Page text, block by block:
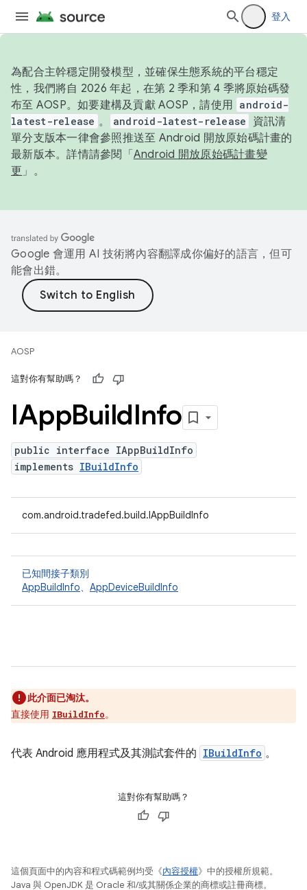
登入
為配合主幹穩定開發模型，並確保生態系統的平台穩定
性，我們將自 2026 年起，在第 2 季和第 4 季將原始碼發
布至 AOSP。如要建構及貢獻 AOSP，請使用 android-
latest-release 。 android-latest-release
資訊清
單分支版本一律會參照推送至 Android 開放原始碼計畫的
最新版本。詳情請參閱「 Android 開放原始碼計畫變
更 」。
Google 會運用 AI 技術將內容翻譯成你偏好的語言，但可
能會出錯。
AOSP
這對你有幫助嗎？
IAppBuildInfo
public interface IAppBuildInfo
implements IBuildInfo
com.android.tradefed.build.IAppBuildInfo
已知間接子類別
AppBuildInfo、 AppDeviceBuildInfo
此介面已淘汰。
直接使用 IBuildInfo。
代表 Android 應用程式及其測試套件的 IBuildInfo 。
這對你有幫助嗎？
這個頁面中的內容和程式碼範例均受《內容授權》中的授權所規範。
Java 與 OpenJDK 是 Oracle 和/或其關係企業的商標或註冊商標。